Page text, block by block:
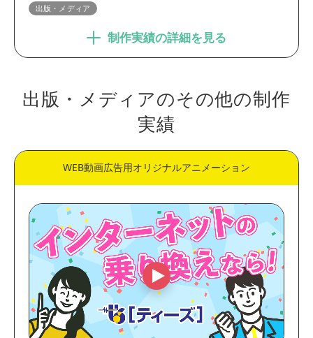
出版・メディア
制作実績の詳細を見る
出版・メディアのその他の制作
実績
WEB動画広告用オリジナルアニメーション